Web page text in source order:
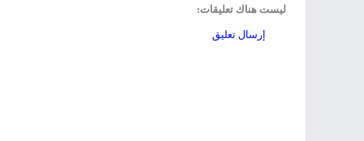
ليست هناك تعليقات:
إرسال تعليق